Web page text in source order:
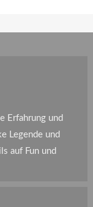
Erfahrung und
Legende und
auf Fun und